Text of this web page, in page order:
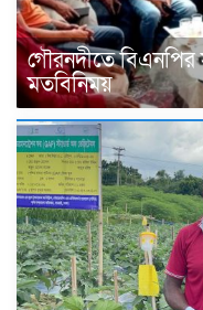
গৌরনদীতে বিএনপির
মতবিনিময়